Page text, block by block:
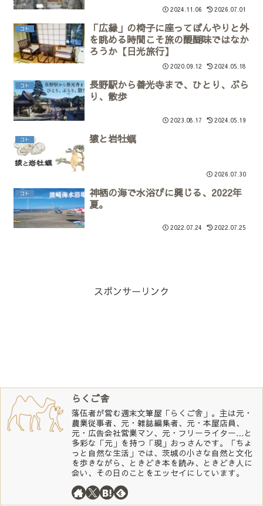
2024.11.06 2026.07.01
コト
「広縁」の椅子に座ってぼんやりと外
を眺める時間こそ旅の醍醐味ではなか
ろうか【日光旅行】
2020.09.12 2024.05.18
コト
長野駅から善光寺まで、ひとり、ぶら
り、散歩
2023.08.17 2024.05.19
コト 猿と岩牡蠣
2026.07.30
コト
神栖の海で水浴びに興じる、2022年
夏。
2022.07.24 2022.07.25
スポンサーリンク
らくご舎
落伍者が営む週末文筆屋「らくご舎」。主は元・
農業従事者、元・雑誌編集者、元・本屋店員、
元・広告会社営業マン、元・フリーライター…と
多彩な「元」を持つ「現」おっさんです。「ちょ
っと自然な生活」では、茨城の小さな自然と文化
を歩きながら、ときどき本を読み、ときどき人に
会い、その日のことをエッセイにしています。